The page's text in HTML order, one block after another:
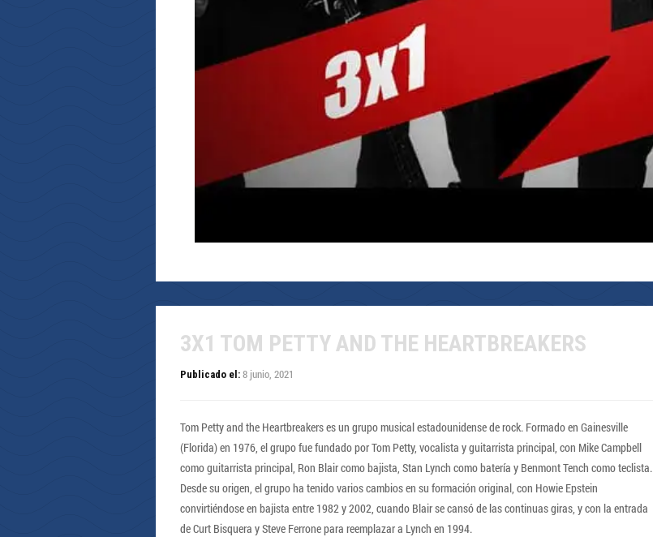
3X1 TOM PETTY AND THE HEARTBREAKERS
Publicado el: 8 junio, 2021
Tom Petty and the Heartbreakers es un grupo musical estadounidense de rock. Formado en Gainesville
(Florida) en 1976, el grupo fue fundado por Tom Petty, vocalista y guitarrista principal, con Mike Campbell
como guitarrista principal, Ron Blair como bajista, Stan Lynch como batería y Benmont Tench como teclista.
Desde su origen, el grupo ha tenido varios cambios en su formación original, con Howie Epstein
convirtiéndose en bajista entre 1982 y 2002, cuando Blair se cansó de las continuas giras, y con la entrada
de Curt Bisquera y Steve Ferrone para reemplazar a Lynch en 1994.